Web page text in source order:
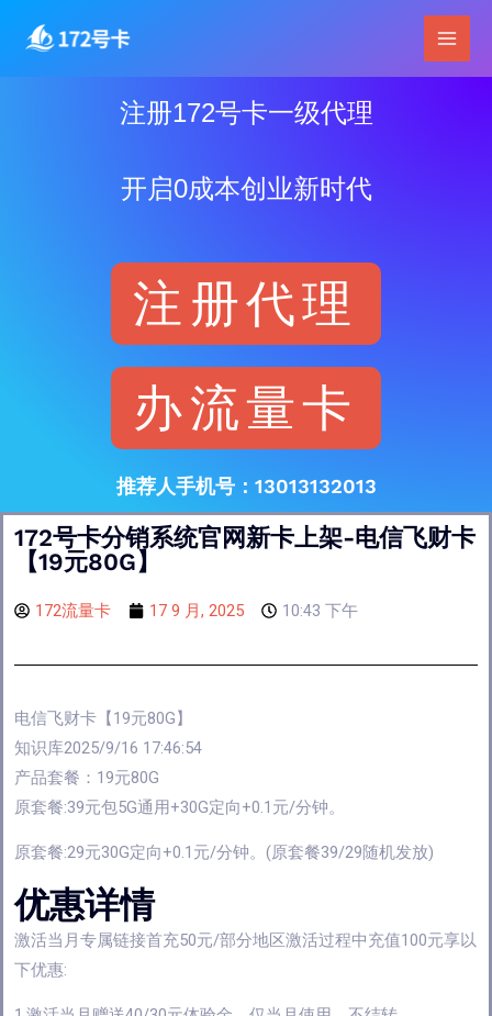
内
Main
注册172号卡一级代理
开启0成本创业新时代
注册代理
办流量卡
推荐人手机号：13013132013
172号卡分销系统官网新卡上架-电信飞财卡
【19元80G】
172流量卡 17 9 月, 2025 10:43 下午
电信飞财卡【19元80G】
知识库2025/9/16 17:46:54
产品套餐：19元80G
原套餐:39元包5G通用+30G定向+0.1元/分钟。
原套餐:29元30G定向+0.1元/分钟。(原套餐39/29随机发放)
优惠详情
激活当月专属链接首充50元/部分地区激活过程中充值100元享以
下优惠: